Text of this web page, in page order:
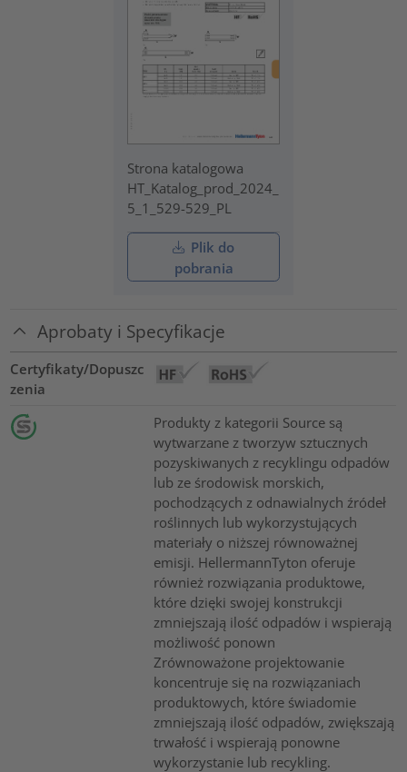
Strona katalogowa
HT_Katalog_prod_2024_
5_1_529-529_PL
Plik do
pobrania
Aprobaty i Specyfikacje
Certyfikaty/Dopuszc
zenia
Produkty z kategorii Source są
wytwarzane z tworzyw sztucznych
pozyskiwanych z recyklingu odpadów
lub ze środowisk morskich,
pochodzących z odnawialnych źródeł
roślinnych lub wykorzystujących
materiały o niższej równoważnej
emisji. HellermannTyton oferuje
również rozwiązania produktowe,
które dzięki swojej konstrukcji
zmniejszają ilość odpadów i wspierają
możliwość ponown
Zrównoważone projektowanie
koncentruje się na rozwiązaniach
produktowych, które świadomie
zmniejszają ilość odpadów, zwiększają
trwałość i wspierają ponowne
wykorzystanie lub recykling.